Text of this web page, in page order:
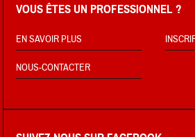
VOUS ÊTES UN PROFESSIONNEL ?
EN SAVOIR PLUS
NOUS-CONTACTER